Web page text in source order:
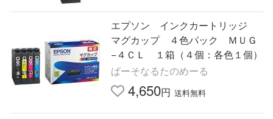
エプソン インクカートリッジ
マグカップ ４色パック ＭＵＧ
−４ＣＬ １箱（４個：各色１個）
ぱーそなるたのめーる
4,650円 送料無料